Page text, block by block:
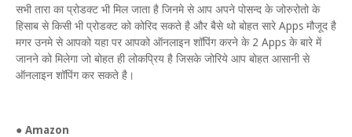
सभी तारा का प्रोडक्ट भी मिल जाता है जिनमे से आप अपने पोसन्द के जोरुरोतो के
हिसाब से किसी भी प्रोडक्ट को कोरिद सकते है और बैसे थो बोहत सारे Apps मौजूद है
मगर उनमे से आपको यहा पर आपको ऑनलाइन शॉपिंग करने के 2 Apps के बारे में
जानने को मिलेगा जो बोहत ही लोकप्रिय है जिसके जोरिये आप बोहत आसानी से
ऑनलाइन शॉपिंग कर सकते है।
● Amazon